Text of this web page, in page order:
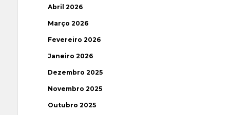
Abril 2026
Março 2026
Fevereiro 2026
Janeiro 2026
Dezembro 2025
Novembro 2025
Outubro 2025